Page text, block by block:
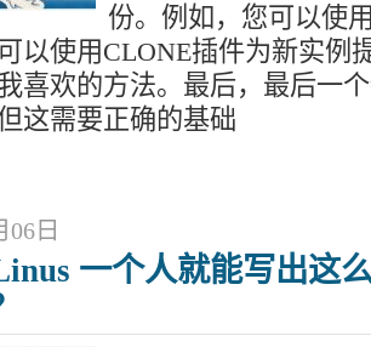
份。例如，您可以使
以使用CLONE插件为新实例
喜欢的方法。最后，最后一
这需要正确的基础
06日
一个人就能写出这